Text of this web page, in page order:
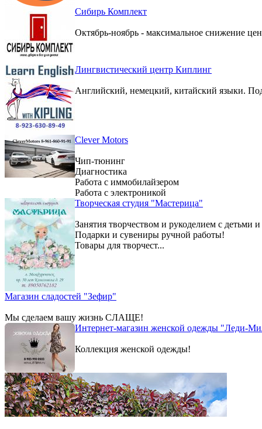
Сибирь Комплект
Октябрь-ноябрь - максимальное снижение
Лингвистический центр Киплинг
Английский, немецкий, китайский языки.
Clever Motors
Чип-тюнинг
Диагностика
Работа с иммобилайзером
Работа с электроникой
Творческая студия "Мастерица"
Занятия творчеством и рукоделием с детьми
Подарки и сувениры ручной работы!
Товары для творчест...
Магазин сладостей "Зефир"
Мы сделаем вашу жизнь СЛАЩЕ!
Интернет-магазин женской одежды "Леди-
Коллекция женской одежды!